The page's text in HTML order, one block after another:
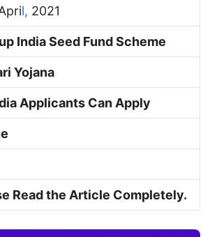
l, 2021
India Seed Fund Scheme
Yojana
Applicants Can Apply
Read the Article Completely.